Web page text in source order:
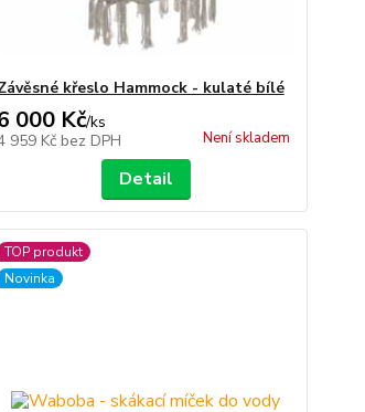
křeslo Hammock - kulaté bílé
000 Kč/ks
959 Kč bez DPH Není skladem
Detail
TOP produkt
Novinka
rychle AI Chatbot
Chaterimo do platformy eshop-